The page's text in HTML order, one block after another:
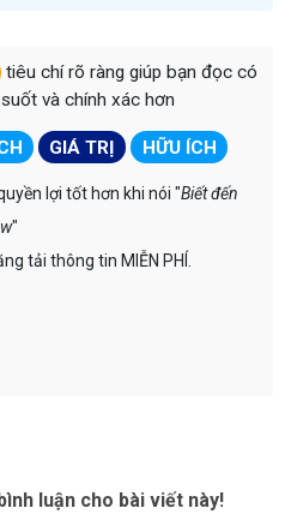
tiêu chí rõ ràng giúp bạn đọc có
và chính xác hơn
GIÁ TRỊ HỮU ÍCH
lợi tốt hơn khi nói "Biết đến
"
tải thông tin MIỄN PHÍ.
luận cho bài viết này!